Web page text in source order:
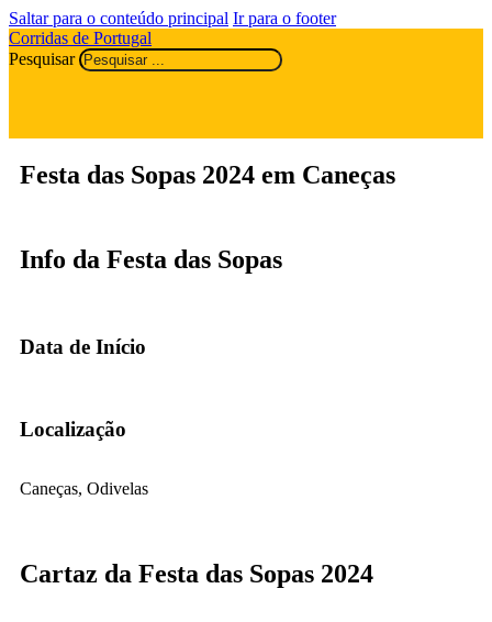
Saltar para o conteúdo principal Ir para o footer
Corridas de Portugal
Pesquisar
Festa das Sopas 2024 em Caneças
Info da Festa das Sopas
Data de Início
Localização
Caneças, Odivelas
Cartaz da Festa das Sopas 2024